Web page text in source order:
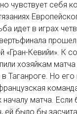
чувствует себя
идет в играх
«Гран-Кевийи». К
хозяйкам
Таганроге. Но
матча. Если
ей было бы